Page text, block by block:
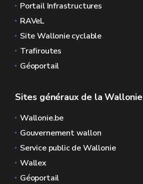
Portail Infrastructures
RAVeL
Site Wallonie cyclable
Trafiroutes
Géoportail
Sites généraux de la Wallonie
Wallonie.be
Gouvernement wallon
Service public de Wallonie
Wallex
Géoportail